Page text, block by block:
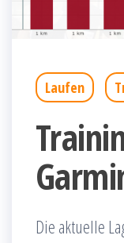
Laufen
Die aktuelle